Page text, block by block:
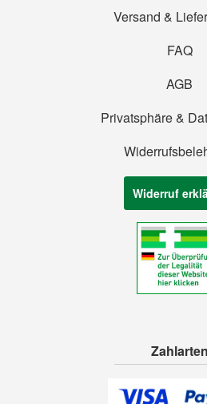
Versand &
FAQ
AGB
Privatsphäre &
Widerruf
Zahlarten